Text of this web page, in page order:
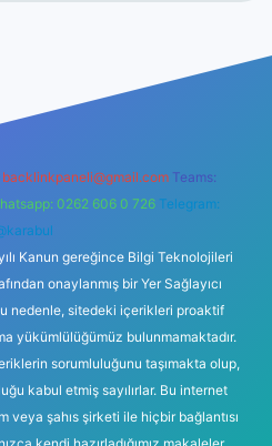
backlinkpaneli@gmail.com Teams:
0262 606 0 726 Telegram:
Kanun gereğince Bilgi Teknolojileri
onaylanmış bir Yer Sağlayıcı
nedenle, sitedeki içerikleri proaktif
yükümlülüğümüz bulunmamaktadır.
sorumluluğunu taşımakta olup,
kabul etmiş sayılırlar. Bu internet
veya şahıs şirketi ile hiçbir bağlantısı